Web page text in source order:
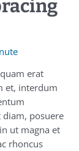
erat
et, interdum
posuere
ut magna et
rhoncus